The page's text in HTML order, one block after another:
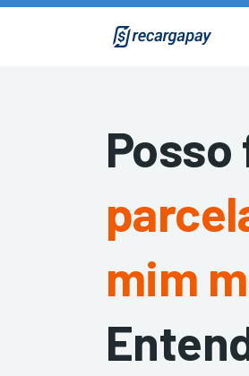
Ir para o conteúdo[1]
Ir para o menu principal[2]
Ir para o menu secundário[3]
Posso
mim